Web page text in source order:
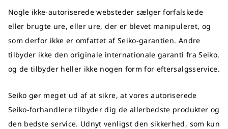
Nogle ikke-autoriserede websteder sælger forfalskede
eller brugte ure, eller ure, der er blevet manipuleret, og
som derfor ikke er omfattet af Seiko-garantien. Andre
tilbyder ikke den originale internationale garanti fra Seiko,
og de tilbyder heller ikke nogen form for eftersalgsservice.
Seiko gør meget ud af at sikre, at vores autoriserede
Seiko-forhandlere tilbyder dig de allerbedste produkter og
den bedste service. Udnyt venligst den sikkerhed, som kun